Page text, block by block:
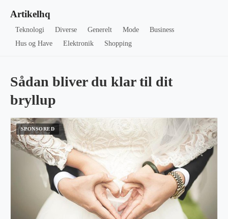
Artikelhq
Teknologi Diverse Generelt Mode
Business
Hus og Have
Elektronik Shopping
Sådan bliver du klar til dit
bryllup